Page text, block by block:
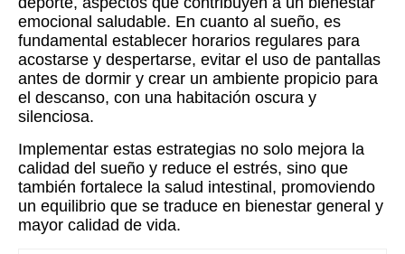
emocional saludable. En cuanto al sueño, es
fundamental establecer horarios regulares para
acostarse y despertarse, evitar el uso de pantallas
antes de dormir y crear un ambiente propicio para
el descanso, con una habitación oscura y
silenciosa.
Implementar estas estrategias no solo mejora la
calidad del sueño y reduce el estrés, sino que
también fortalece la salud intestinal, promoviendo
un equilibrio que se traduce en bienestar general y
mayor calidad de vida.